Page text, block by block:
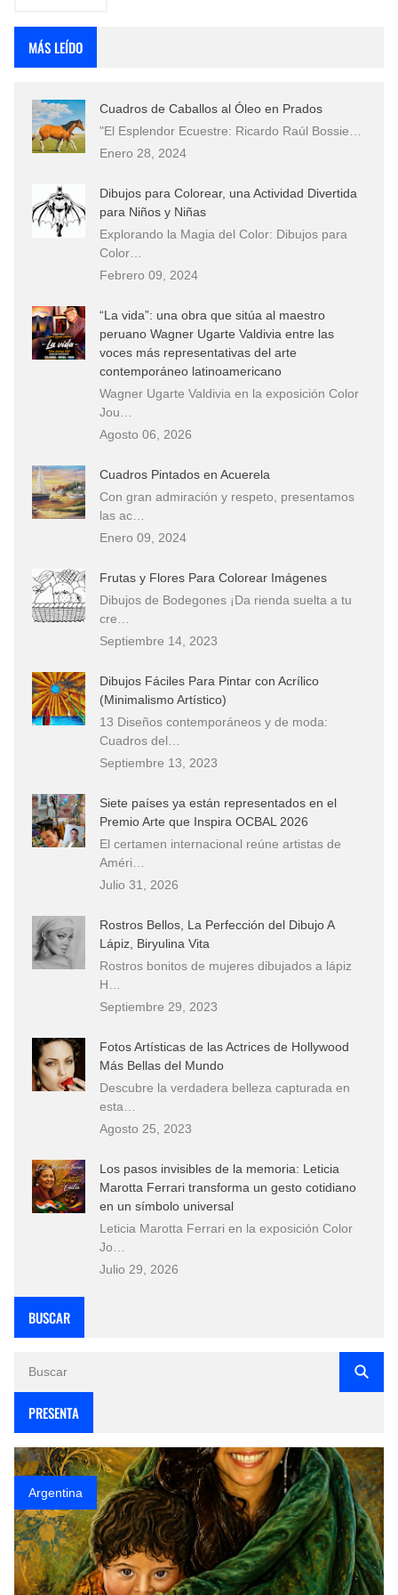
MÁS LEÍDO
Cuadros de Caballos al Óleo en Prados
"El Esplendor Ecuestre: Ricardo Raúl Bossie…
Enero 28, 2024
Dibujos para Colorear, una Actividad Divertida
para Niños y Niñas
Explorando la Magia del Color: Dibujos para
Color…
Febrero 09, 2024
“La vida”: una obra que sitúa al maestro
peruano Wagner Ugarte Valdivia entre las
voces más representativas del arte
contemporáneo latinoamericano
Wagner Ugarte Valdivia en la exposición Color
Jou…
Agosto 06, 2026
Cuadros Pintados en Acuerela
Con gran admiración y respeto, presentamos
las ac…
Enero 09, 2024
Frutas y Flores Para Colorear Imágenes
Dibujos de Bodegones ¡Da rienda suelta a tu
cre…
Septiembre 14, 2023
Dibujos Fáciles Para Pintar con Acrílico
(Minimalismo Artístico)
13 Diseños contemporáneos y de moda:
Cuadros del…
Septiembre 13, 2023
Siete países ya están representados en el
Premio Arte que Inspira OCBAL 2026
El certamen internacional reúne artistas de
Améri…
Julio 31, 2026
Rostros Bellos, La Perfección del Dibujo A
Lápiz, Biryulina Vita
Rostros bonitos de mujeres dibujados a lápiz
H…
Septiembre 29, 2023
Fotos Artísticas de las Actrices de Hollywood
Más Bellas del Mundo
Descubre la verdadera belleza capturada en
esta…
Agosto 25, 2023
Los pasos invisibles de la memoria: Leticia
Marotta Ferrari transforma un gesto cotidiano
en un símbolo universal
Leticia Marotta Ferrari en la exposición Color
Jo…
Julio 29, 2026
BUSCAR
PRESENTA
Argentina